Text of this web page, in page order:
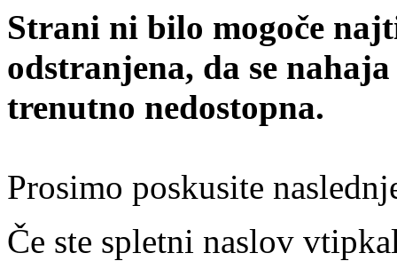
Strani ni bilo mogoče
odstranjena, da se
trenutno nedostopna.
Prosimo poskusite
Če ste spletni naslov